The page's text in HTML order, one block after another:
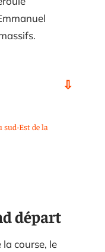
sud-Est de la
départ
la course, le